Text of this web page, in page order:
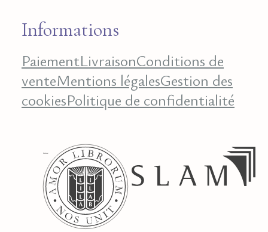
Informations
PaiementLivraisonConditions de
venteMentions légalesGestion des
cookiesPolitique de confidentialité